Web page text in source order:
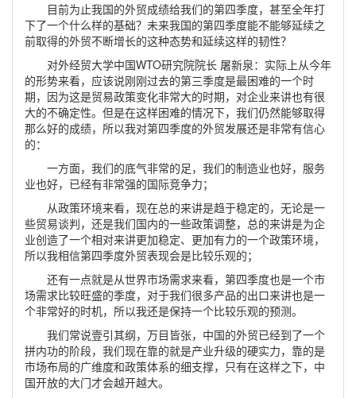
目前为止我国的外贸成绩给我们的第四季度，甚至全年打
下了一个什么样的基础？未来我国的第四季度能不能够延续之
前取得的外贸不断增长的这种态势和延续这样的韧性？
对外经贸大学中国WTO研究院院长 屠新泉：实际上从今年
的形势来看，应该说刚刚过去的第三季度是最困难的一个时
期，因为这是贸易政策变化非常大的时期，对企业来讲也有很
大的不确定性。但是在这样困难的情况下，我们仍然能够取得
那么好的成绩，所以我对第四季度的外贸发展还是非常有信心
的：
一方面，我们的底气非常的足，我们的制造业也好，服务
业也好，已经有非常强的国际竞争力；
从政策环境来看，现在总的来讲是趋于稳定的，无论是一
些贸易谈判，还是我们国内的一些政策调整，总的来讲是为企
业创造了一个相对来讲更加稳定、更加有力的一个政策环境，
所以我相信第四季度外贸表现会是比较乐观的；
还有一点就是从世界市场需求来看，第四季度也是一个市
场需求比较旺盛的季度，对于我们很多产品的出口来讲也是一
个非常好的时机，所以我还是保持一个比较乐观的预测。
我们常说壹引其纲，万目皆张，中国的外贸已经到了一个
拼内功的阶段，我们现在靠的就是产业升级的硬实力，靠的是
市场布局的广维度和政策体系的细支撑，只有在这样之下，中
国开放的大门才会越开越大。